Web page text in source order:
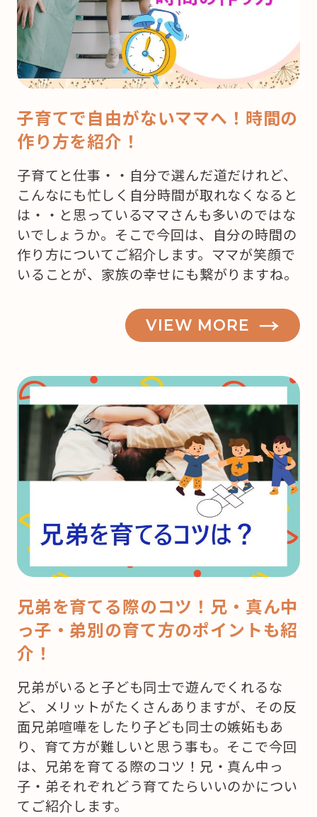
子育てで自由がないママへ！時間の
作り方を紹介！
子育てと仕事・・自分で選んだ道だけれど、
こんなにも忙しく自分時間が取れなくなると
は・・と思っているママさんも多いのではな
いでしょうか。そこで今回は、自分の時間の
作り方についてご紹介します。ママが笑顔で
いることが、家族の幸せにも繋がりますね。
VIEW MORE
兄弟を育てる際のコツ！兄・真ん中
っ子・弟別の育て方のポイントも紹
介！
兄弟がいると子ども同士で遊んでくれるな
ど、メリットがたくさんありますが、その反
面兄弟喧嘩をしたり子ども同士の嫉妬もあ
り、育て方が難しいと思う事も。そこで今回
は、兄弟を育てる際のコツ！兄・真ん中っ
子・弟それぞれどう育てたらいいのかについ
てご紹介します。